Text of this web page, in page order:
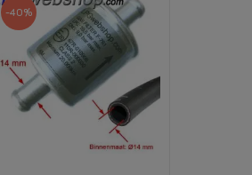
von Gesamtgewich
-40%